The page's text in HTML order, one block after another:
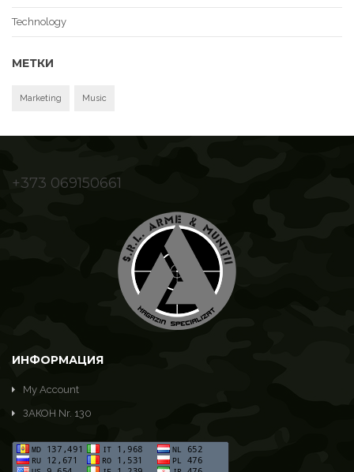
Technology
МЕТКИ
Marketing Music
+373 069150661
ИНФОРМАЦИЯ
My Account
ЗАКОН Nr. 130